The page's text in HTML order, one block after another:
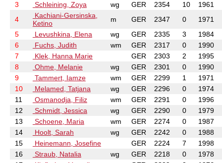
3
Schleining, Zoya wg GER 2354 10
1961
4
Kachiani-Gersinska,
Ketino
m GER 2347 0
1971
5
Levushkina, Elena wg GER 2335 3
1984
6
Fuchs, Judith wm GER 2317 0
1990
7
Klek, Hanna Marie GER 2303 2
1995
8
Ohme, Melanie wg GER 2301 0
1990
9
Tammert, Iamze wm GER 2299 1
1971
10
Melamed, Tatjana wg GER 2296 0
1974
11
Osmanodja, Filiz wm GER 2291 0
1996
12
Schmidt, Jessica wg GER 2290 0
1979
13
Schoene, Maria wm GER 2274 0
1987
14
Hoolt, Sarah wg GER 2242 0
1988
15
Heinemann, Josefine GER 2224 7
1998
16
Straub, Natalia wg GER 2218 0
1978